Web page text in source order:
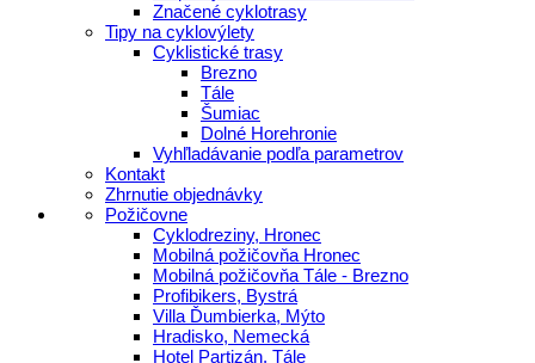
Značené cyklotrasy
Tipy na cyklovýlety
Cyklistické trasy
Brezno
Tále
Šumiac
Dolné Horehronie
Vyhľladávanie podľa parametrov
Kontakt
Zhrnutie objednávky
Požičovne
Cyklodreziny, Hronec
Mobilná požičovňa Hronec
Mobilná požičovňa Tále - Brezno
Profibikers, Bystrá
Villa Ďumbierka, Mýto
Hradisko, Nemecká
Hotel Partizán, Tále